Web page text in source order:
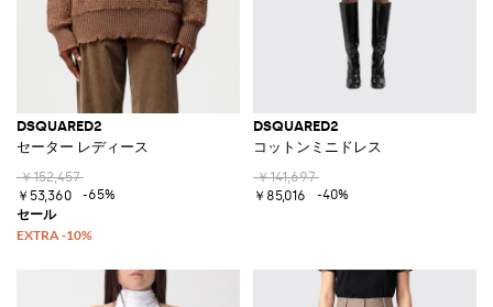
DSQUARED2
セーター レディース
￥152,457
￥53,360
-65%
DSQUARED2
コットンミニドレス
￥141,697
￥85,016
-40%